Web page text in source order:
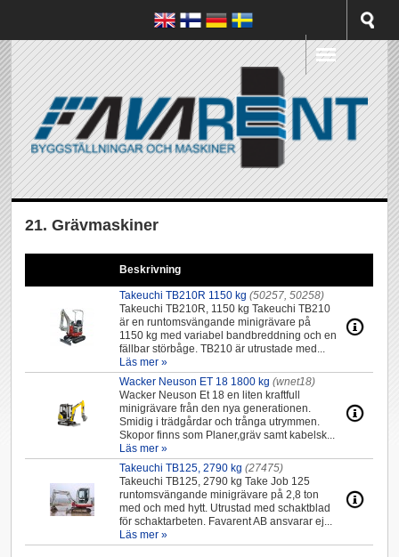
21. Grävmaskiner
Beskrivning
Takeuchi TB210R 1150 kg (50257, 50258)
Takeuchi TB210R, 1150 kg ​Takeuchi TB210
är en runtomsvängande minigrävare på
1150 kg med variabel bandbreddning och en
fällbar störbåge. TB210 är utrustade med...
Läs mer »
Wacker Neuson ET 18 1800 kg (wnet18)
Wacker Neuson Et 18 en liten kraftfull
minigrävare från den nya generationen.
Smidig i trädgårdar och trånga utrymmen.
Skopor finns som Planer,gräv samt kabelsk...
Läs mer »
Takeuchi TB125, 2790 kg (27475)
Takeuchi TB125, 2790 kg Take Job 125
runtomsvängande minigrävare på 2,8 ton
med och med hytt. Utrustad med schaktblad
för schaktarbeten. Favarent AB ansvarar ej...
Läs mer »